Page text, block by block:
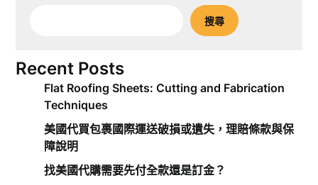
搜尋
Recent Posts
Flat Roofing Sheets: Cutting and Fabrication
Techniques
美國代買包裹國際運送破損或遺失，理賠條款與保
障說明
找美國代購需要先付全款還是訂金？